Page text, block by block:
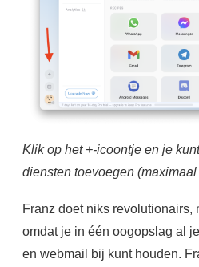
Klik op het +-icoontje en je
diensten toevoegen
Franz doet niks revolutionairs,
omdat je in één oogopslag al
en webmail bij kunt houden.